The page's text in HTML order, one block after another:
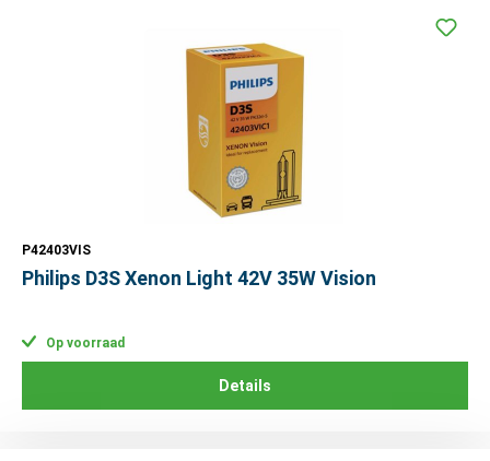
P42403VIS
Philips D3S Xenon Light 42V 35W Vision
Op voorraad
Details